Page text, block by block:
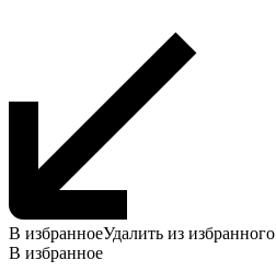
В избранноеУдалить из избранного
В избранное